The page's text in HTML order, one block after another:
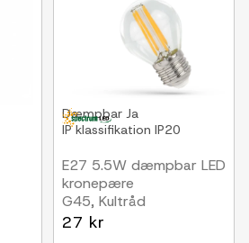
Dæmpbar Ja
IP klassifikation IP20
E27 5.5W dæmpbar LED
kronepære
G45, Kultråd
27 kr